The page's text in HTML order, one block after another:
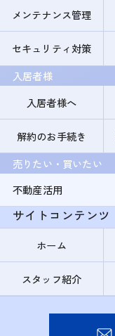
メンテナンス管理
セキュリティ対策
入居者様
入居者様へ
解約のお手続き
売りたい・買いたい
不動産活用
サイトコンテンツ
ホーム
スタッフ紹介